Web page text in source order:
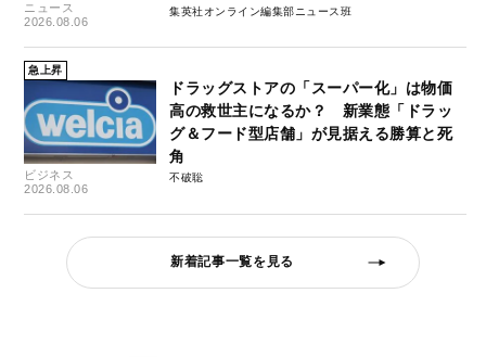
ニュース
2026.08.06
集英社オンライン編集部ニュース班
急上昇
ビジネス
2026.08.06
ドラッグストアの「スーパー化」は物価
高の救世主になるか？ 新業態「ドラッ
グ＆フード型店舗」が見据える勝算と死
角
不破聡
新着記事一覧を見る